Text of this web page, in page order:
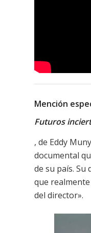
Mención
Futuros
, de Eddy
documental
de su país.
que
del director».​